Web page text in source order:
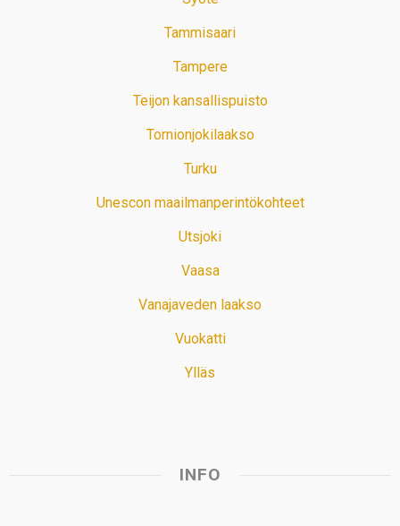
Tammisaari
Tampere
Teijon kansallispuisto
Tornionjokilaakso
Turku
Unescon maailmanperintökohteet
Utsjoki
Vaasa
Vanajaveden laakso
Vuokatti
Ylläs
INFO